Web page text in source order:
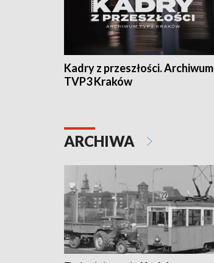
Kadry z przeszłości. Archiwum
TVP3 Kraków
ARCHIWA